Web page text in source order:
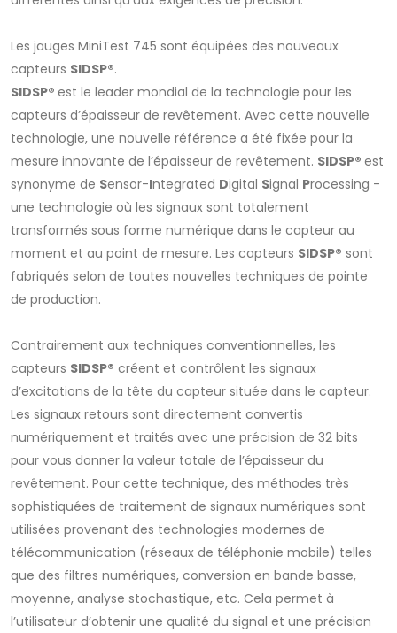
Les jauges MiniTest 745 sont équipées des nouveaux
capteurs SIDSP®.
SIDSP® est le leader mondial de la technologie pour les
capteurs d’épaisseur de revêtement. Avec cette nouvelle
technologie, une nouvelle référence a été fixée pour la
mesure innovante de l’épaisseur de revêtement. SIDSP® est
synonyme de Sensor-Integrated Digital Signal Processing -
une technologie où les signaux sont totalement
transformés sous forme numérique dans le capteur au
moment et au point de mesure. Les capteurs SIDSP® sont
fabriqués selon de toutes nouvelles techniques de pointe
de production.
Contrairement aux techniques conventionnelles, les
capteurs SIDSP® créent et contrôlent les signaux
d’excitations de la tête du capteur située dans le capteur.
Les signaux retours sont directement convertis
numériquement et traités avec une précision de 32 bits
pour vous donner la valeur totale de l’épaisseur du
revêtement. Pour cette technique, des méthodes très
sophistiquées de traitement de signaux numériques sont
utilisées provenant des technologies modernes de
télécommunication (réseaux de téléphonie mobile) telles
que des filtres numériques, conversion en bande basse,
moyenne, analyse stochastique, etc. Cela permet à
l’utilisateur d’obtenir une qualité du signal et une précision